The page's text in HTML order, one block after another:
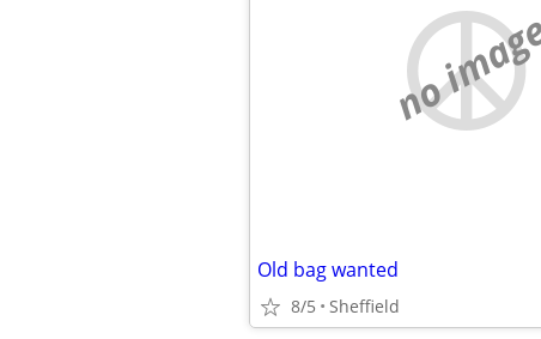
no
Old bag wanted
8/5 Sheffield